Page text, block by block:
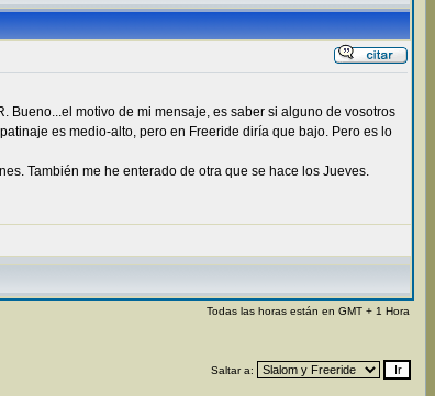
Bueno...el motivo de mi mensaje, es saber si alguno de vosotros
es medio-alto, pero en Freeride diría que bajo. Pero es lo
También me he enterado de otra que se hace los Jueves.
Todas las horas están en GMT + 1 Hora
Saltar a: